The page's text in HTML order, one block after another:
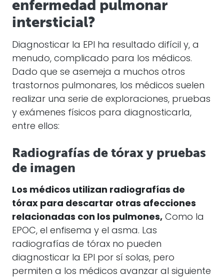
enfermedad pulmonar
intersticial?
Diagnosticar la EPI ha resultado difícil y, a
menudo, complicado para los médicos.
Dado que se asemeja a muchos otros
trastornos pulmonares, los médicos suelen
realizar una serie de exploraciones, pruebas
y exámenes físicos para diagnosticarla,
entre ellos:
Radiografías de tórax y pruebas
de imagen
Los médicos utilizan radiografías de
tórax para descartar otras afecciones
relacionadas con los pulmones, Como la
EPOC, el enfisema y el asma. Las
radiografías de tórax no pueden
diagnosticar la EPI por sí solas, pero
permiten a los médicos avanzar al siguiente